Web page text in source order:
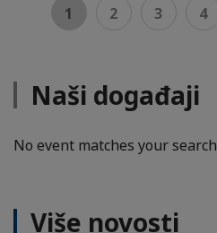
1 2 3 4
Naši događaji
No event matches your search
Više novosti